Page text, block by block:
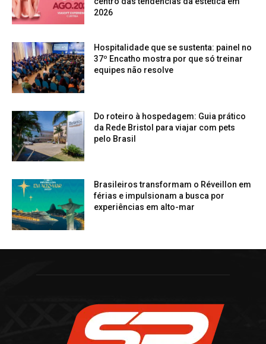
2026
Hospitalidade que se sustenta: painel no
37º Encatho mostra por que só treinar
equipes não resolve
Do roteiro à hospedagem: Guia prático
da Rede Bristol para viajar com pets
pelo Brasil
Brasileiros transformam o Réveillon em
férias e impulsionam a busca por
experiências em alto-mar